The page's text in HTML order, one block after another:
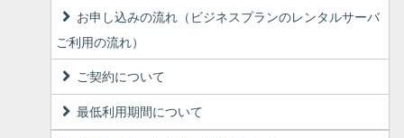
お申し込みの流れ（ビジネスプランのレンタルサーバ
ご利用の流れ）
ご契約について
最低利用期間について